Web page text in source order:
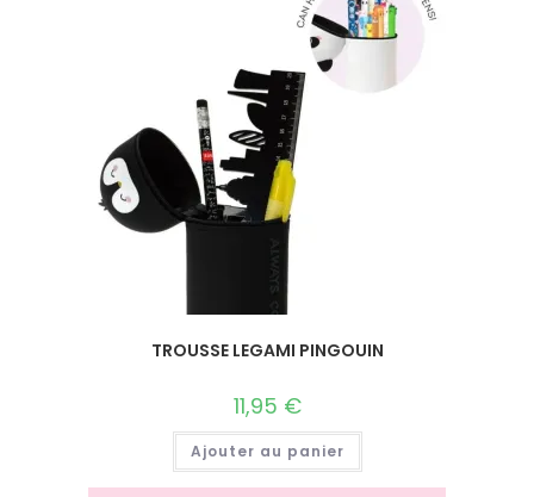
TROUSSE LEGAMI PINGOUIN
11,95 €
Ajouter au panier